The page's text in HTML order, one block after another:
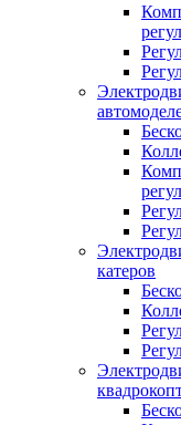
катеров